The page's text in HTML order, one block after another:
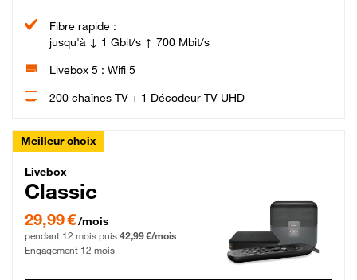
Fibre rapide :
jusqu'à ↓ 1 Gbit/s ↑ 700 Mbit/s
Livebox 5 : Wifi 5
200 chaînes TV + 1 Décodeur TV UHD
Meilleur choix
Livebox Classic Fibre
Livebox
Classic
29,99 € par mois pendant 12 mois puis 42,99 € par mois, Engagement 12 mois
29,99 €/mois
pendant 12 mois puis 42,99 €/mois
Engagement 12 mois